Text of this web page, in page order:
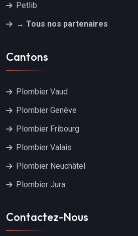
Petlib
→ Tous nos partenaires
Cantons
Plombier Vaud
Plombier Genève
Plombier Fribourg
Plombier Valais
Plombier Neuchâtel
Plombier Jura
Contactez-Nous